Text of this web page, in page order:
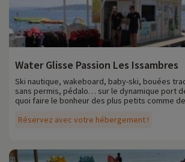
Water Glisse Passion Les Issambres
Réservez avec votre hébergement !
Ski nautique, wakeboard, baby-ski, bouées
sans permis, pédalo… sur le dynamique port
quoi faire le bonheur des plus petits comme